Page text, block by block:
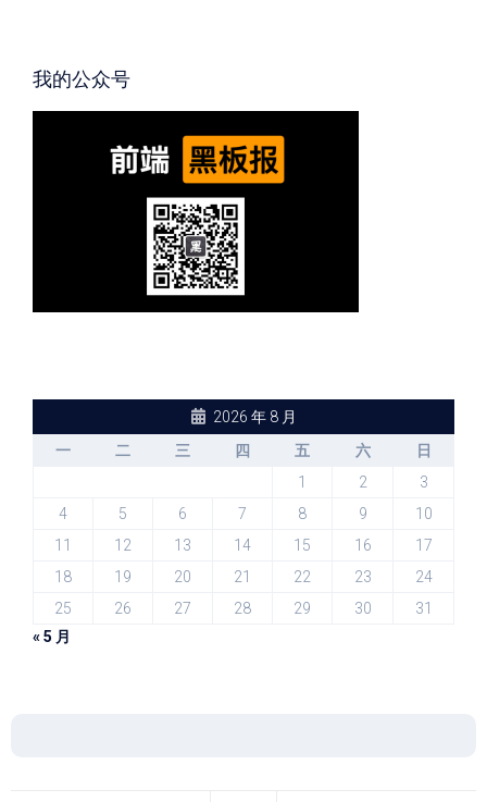
我的公众号
2026 年 8 月
一
二 三 四 五 六
日
1
2
3
4
5 6 7 8 9
10
11
12 13 14 15 16
17
18
19 20 21 22 23
24
25
26 27 28 29 30
31
« 5 月